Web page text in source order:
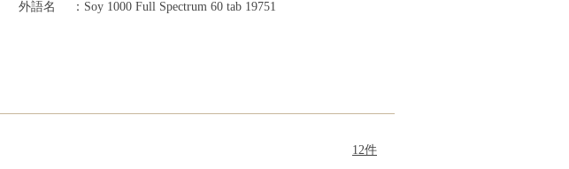
外語名
： Soy 1000 Full Spectrum 60 tab 19751
12件